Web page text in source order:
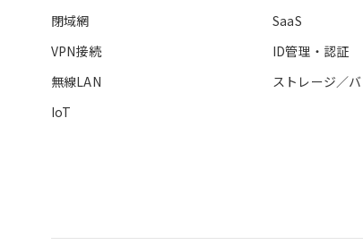
閉域網
VPN接続
無線LAN
IoT
SaaS
ID管理・認証
ストレージ／